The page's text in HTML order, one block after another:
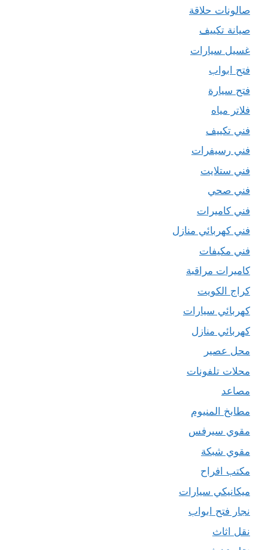
صالونات حلاقة
صيانة تكييف
غسيل سيارات
فتح ابواب
فتح سيارة
فلاتر مياه
فني تكييف
فني رسيفرات
فني ستلايت
فني صحي
فني كاميرات
فني كهربائي منازل
فني مكيفات
كاميرات مراقبة
كراج الكويت
كهربائي سيارات
كهربائي منازل
محل عصير
محلات تلفونات
مصاعد
مطابخ المنيوم
مقوي سيرفس
مقوي شبكة
مكتب افراح
ميكانيكي سيارات
نجار فتح ابواب
نقل اثاث